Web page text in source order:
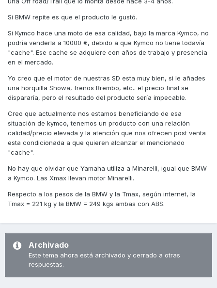
Si BMW repite es que el producto le gustó.
Si Kymco hace una moto de esa calidad, bajo la marca Kymco, no
podría venderla a 10000 €, debido a que Kymco no tiene todavía
"cache". Ese cache se adquiere con años de trabajo y presencia
en el mercado.
Yo creo que el motor de nuestras SD esta muy bien, si le añades
una horquilla Showa, frenos Brembo, etc.. el precio final se
dispararía, pero el resultado del producto sería impecable.
Creo que actualmente nos estamos beneficiando de esa
situación de kymco, tenemos un producto con una relación
calidad/precio elevada y la atención que nos ofrecen post venta
esta condicionada a que quieren alcanzar el mencionado
"cache".
No hay que olvidar que Yamaha utiliza a Minarelli, igual que BMW
a Kymco. Las Xmax llevan motor Minarelli.
Respecto a los pesos de la BMW y la Tmax, según internet, la
Tmax = 221 kg y la BMW = 249 kgs ambas con ABS.
Archivado
Este tema ahora está archivado y cerrado a otras
respuestas.